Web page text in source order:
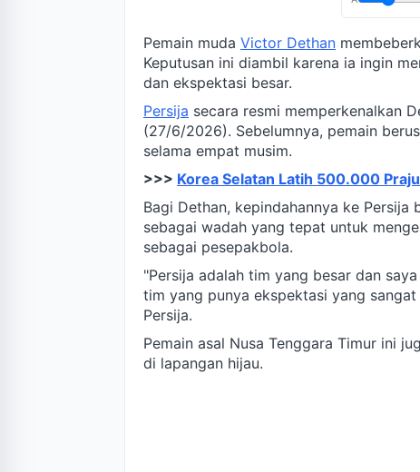
Pemain muda Victor Dethan
Keputusan ini diambil karena ia ingin
dan ekspektasi besar.
Persija secara resmi memperkenalkan
(27/6/2026). Sebelumnya, pemain
selama empat musim.
>>> Korea Selatan Latih 500.000
Bagi Dethan, kepindahannya ke
sebagai wadah yang tepat untuk
sebagai pesepakbola.
"Persija adalah tim yang besar dan
tim yang punya ekspektasi yang
Persija.
Pemain asal Nusa Tenggara Timur ini
di lapangan hijau.